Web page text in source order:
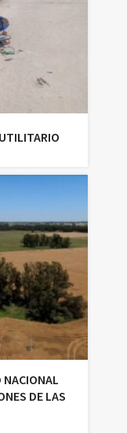
NACIONAL
DE LAS